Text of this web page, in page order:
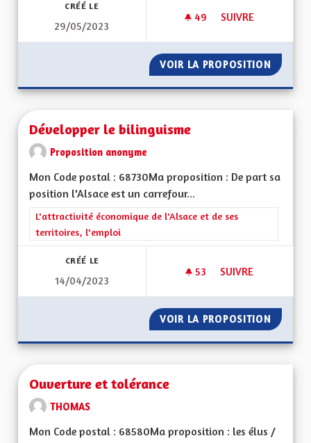
CRÉÉ LE
29/05/2023
49 49 ABONNÉS
SUIVRE
VOIR LA PROPOSITION
Développer le bilinguisme
Proposition anonyme
Mon Code postal : 68730Ma proposition : De part sa
position l'Alsace est un carrefour...
Filtrer les résultats de la catégorie : L'attractivité
L'attractivité économique de l'Alsace et de ses
territoires, l'emploi
CRÉÉ LE
14/04/2023
53 53 ABONNÉS
SUIVRE
VOIR LA PROPOSITION
Ouverture et tolérance
THOMAS
Mon Code postal : 68580Ma proposition : les élus /